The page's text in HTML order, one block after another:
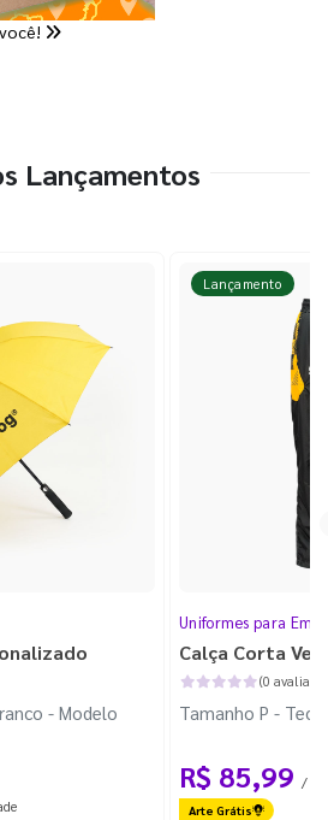
Lançamentos
- Modelo
Lançamento
Uniformes para
Calça Corta
(0
Tamanho P -
R$ 85,99 / 1
Arte Grátis